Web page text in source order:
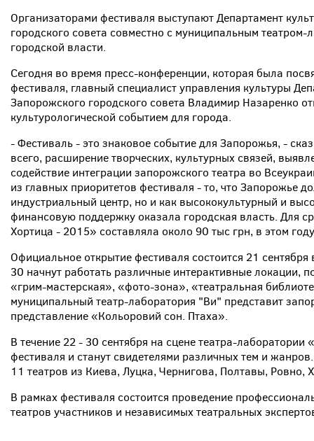
Организаторами фестиваля выступают Департамент
городского совета совместно с муниципальным
городской власти.
Сегодня во время пресс-конференции, которая была
фестиваля, главный специалист управления культуры
Запорожского городского совета Владимир Назаренко
культурологической событием для города.
- Фестиваль - это знаковое событие для Запорожья, -
всего, расширение творческих, культурных связей,
содействие интеграции запорожского театра во
из главных приоритетов фестиваля - то, что Запорожье
индустриальный центр, но и как высококультурный и
финансовую поддержку оказала городская власть. Для
Хортица - 2015» составляла около 90 тыс грн, в этом
Официальное открытие фестиваля состоится 21
30 начнут работать различные интерактивные локации,
«грим-мастерская», «фото-зона», «театральная
муниципальный театр-лаборатория "Ви" представит
представление «Кольоровий сон. Птаха».
В течение 22 - 30 сентября на сцене театра-лаборатории
фестиваля и станут свидетелями различных тем и
11 театров из Киева, Луцка, Чернигова, Полтавы,
В рамках фестиваля состоится проведение
театров участников и независимых театральных